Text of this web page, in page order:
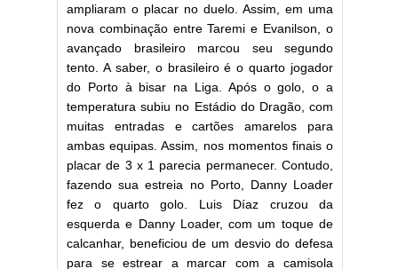
ampliaram o placar no duelo. Assim, em uma
nova combinação entre Taremi e Evanilson, o
avançado brasileiro marcou seu segundo
tento. A saber, o brasileiro é o quarto jogador
do Porto à bisar na Liga. Após o golo, o a
temperatura subiu no Estádio do Dragão, com
muitas entradas e cartões amarelos para
ambas equipas. Assim, nos momentos finais o
placar de 3 x 1 parecia permanecer. Contudo,
fazendo sua estreia no Porto, Danny Loader
fez o quarto golo. Luis Díaz cruzou da
esquerda e Danny Loader, com um toque de
calcanhar, beneficiou de um desvio do defesa
para se estrear a marcar com a camisola